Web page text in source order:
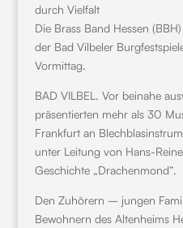
durch Vielfalt
Die Brass Band Hessen
der Bad Vilbeler
Vormittag.
BAD VILBEL. Vor beinahe
präsentierten mehr als 30
Frankfurt an
unter Leitung von Hans-
Geschichte „Drachenmond“.
Den Zuhörern – jungen
Bewohnern des Altenheims